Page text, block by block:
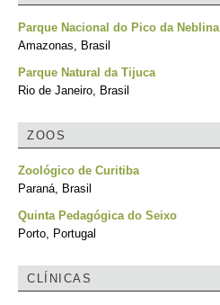
Parque Nacional do Pico da Neblina
Amazonas, Brasil
Parque Natural da Tijuca
Rio de Janeiro, Brasil
ZOOS
Zoológico de Curitiba
Paraná, Brasil
Quinta Pedagógica do Seixo
Porto, Portugal
CLÍNICAS